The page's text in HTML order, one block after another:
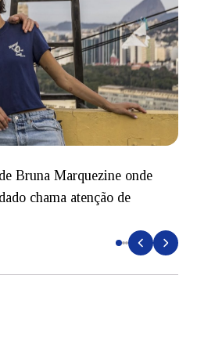
Bruna Marquezine onde
chama atenção de